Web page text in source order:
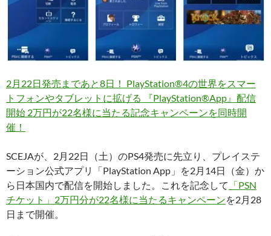
2月22日発売まであと8日！ PlayStation®4の世界をスマー
トフォンやタブレットに拡げる 『PlayStation®App』配信
開始 2万円が22名様に当たる記念キャンペーンを同時開
催！
SCEJAが、2月22日（土）のPS4発売に先立り、プレイステ
ーション公式アプリ「PlayStation App」を2月14日（金）か
ら日本国内で配信を開始しました。これを記念して 「PSN
チケット」2万円分が22名様に当たるキャンペーンを2月28
日まで開催。